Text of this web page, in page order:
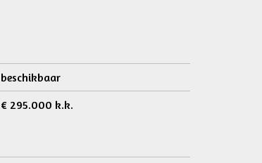
beschikbaar
€ 295.000 k.k.